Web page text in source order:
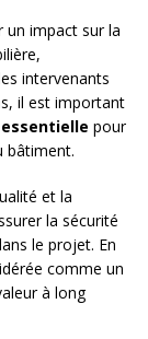
un impact sur la
intervenants
il est important
pour
bâtiment.
et la
la sécurité
le projet. En
comme un
à long